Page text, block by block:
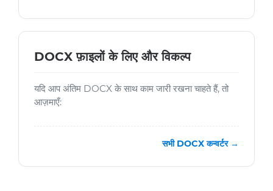
DOCX फ़ाइलों के लिए और विकल्प
यदि आप अंतिम DOCX के साथ काम जारी रखना चाहते हैं, तो
आज़माएँ:
सभी DOCX कन्वर्टर →